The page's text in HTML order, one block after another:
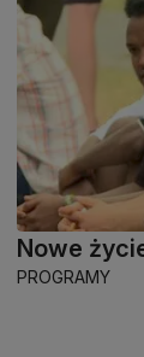
Nowe
PROGRAMY